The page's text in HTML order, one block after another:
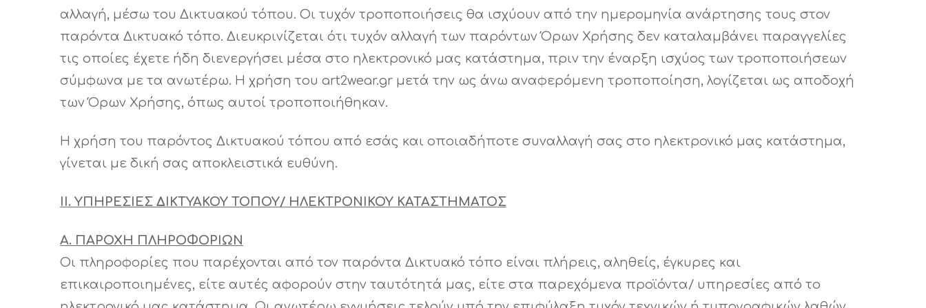
αλλαγή, μέσω του Δικτυακού τόπου. Οι τυχόν τροποποιήσεις θα ισχύουν από την ημερομηνία ανάρτησης τους στον
παρόντα Δικτυακό τόπο. Διευκρινίζεται ότι τυχόν αλλαγή των παρόντων Όρων Χρήσης δεν καταλαμβάνει παραγγελίες
τις οποίες έχετε ήδη διενεργήσει μέσα στο ηλεκτρονικό μας κατάστημα, πριν την έναρξη ισχύος των τροποποιήσεων
σύμφωνα με τα ανωτέρω. Η χρήση του art2wear.gr μετά την ως άνω αναφερόμενη τροποποίηση, λογίζεται ως αποδοχή
των Όρων Χρήσης, όπως αυτοί τροποποιήθηκαν.
Η χρήση του παρόντος Δικτυακού τόπου από εσάς και οποιαδήποτε συναλλαγή σας στο ηλεκτρονικό μας κατάστημα,
γίνεται με δική σας αποκλειστικά ευθύνη.
ΙΙ. ΥΠΗΡΕΣΙΕΣ ΔΙΚΤΥΑΚΟΥ ΤΟΠΟΥ/ ΗΛΕΚΤΡΟΝΙΚΟΥ ΚΑΤΑΣΤΗΜΑΤΟΣ
Α. ΠΑΡΟΧΗ ΠΛΗΡΟΦΟΡΙΩΝ
Οι πληροφορίες που παρέχονται από τον παρόντα Δικτυακό τόπο είναι πλήρεις, αληθείς, έγκυρες και
επικαιροποιημένες, είτε αυτές αφορούν στην ταυτότητά μας, είτε στα παρεχόμενα προϊόντα/ υπηρεσίες από το